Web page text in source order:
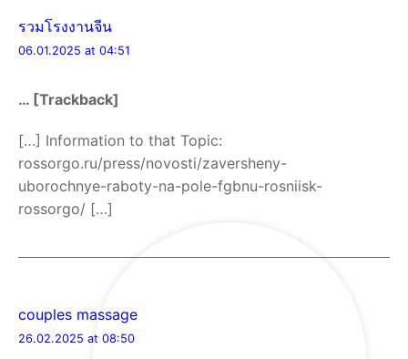
รวมโรงงานจีน
06.01.2025 at 04:51
… [Trackback]
[…] Information to that Topic:
rossorgo.ru/press/novosti/zaversheny-
uborochnye-raboty-na-pole-fgbnu-rosniisk-
rossorgo/ […]
couples massage
26.02.2025 at 08:50